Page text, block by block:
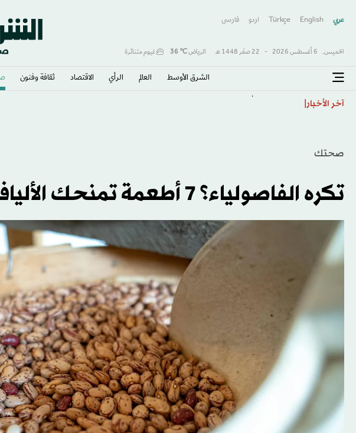
عربي English
Türkçe اردو فارسى
الخميس, 6 أغسطس 2026 - 22 صفَر 1448 هـ الرياض℃
36 غيوم متناثرة
الشرق الأوسط​ العالم الرأي الاقتصاد ثقافة وفنون
آخر الأخبار
صحتك
تكره الفاصولياء؟ 7 أطعمة تمنحك الألياف بسهولة